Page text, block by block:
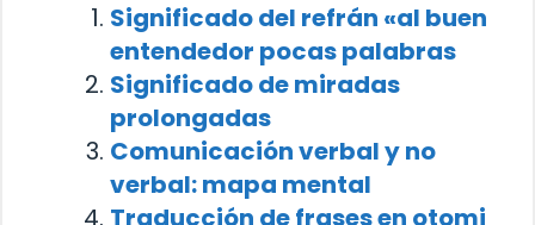
Significado del refrán «al buen
entendedor pocas palabras
Significado de miradas
prolongadas
Comunicación verbal y no
verbal: mapa mental
Traducción de frases en otomi